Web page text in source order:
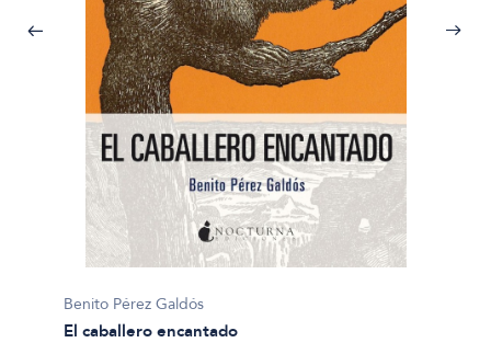
Benito Pérez Galdós
El caballero encantado